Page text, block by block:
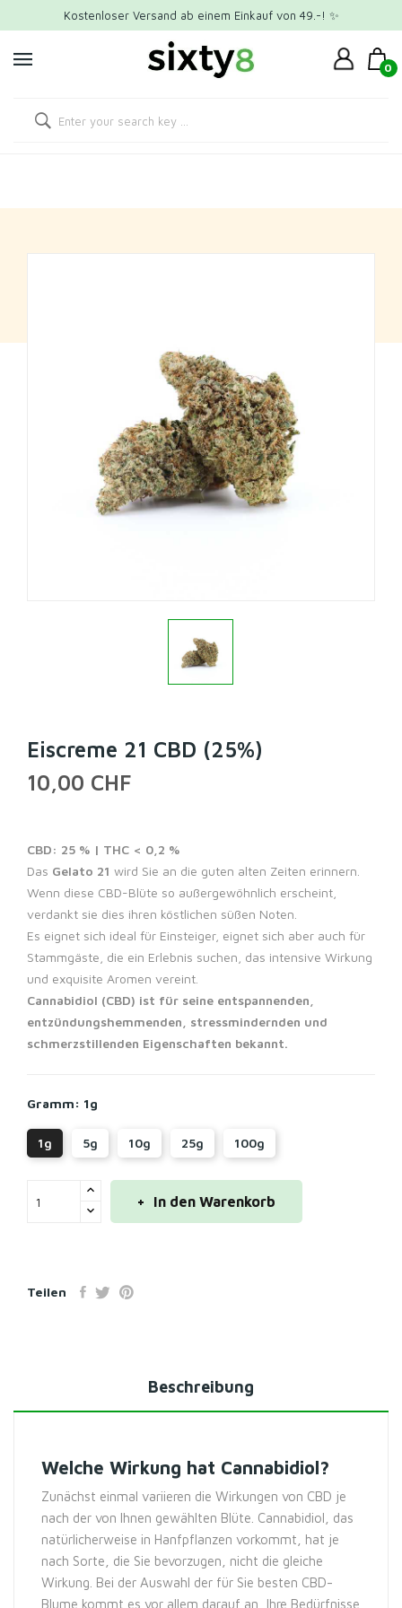
Kostenloser Versand ab einem Einkauf von 49.-! ✨
0
Eiscreme 21 CBD (25%)
10,00 CHF
CBD: 25 % | THC < 0,2 %
Das Gelato 21 wird Sie an die guten alten Zeiten erinnern.
Wenn diese CBD-Blüte so außergewöhnlich erscheint,
verdankt sie dies ihren köstlichen süßen Noten.
Es eignet sich ideal für Einsteiger, eignet sich aber auch für
Stammgäste, die ein Erlebnis suchen, das intensive Wirkung
und exquisite Aromen vereint.
Cannabidiol (CBD) ist für seine entspannenden,
entzündungshemmenden, stressmindernden und
schmerzstillenden Eigenschaften bekannt.
Gramm: 1g
1g 5g 10g 25g 100g
In den Warenkorb
Teilen
Beschreibung
Welche Wirkung hat Cannabidiol?
Zunächst einmal variieren die Wirkungen von CBD je
nach der von Ihnen gewählten Blüte. Cannabidiol, das
natürlicherweise in Hanfpflanzen vorkommt, hat je
nach Sorte, die Sie bevorzugen, nicht die gleiche
Wirkung. Bei der Auswahl der für Sie besten CBD-
Blume kommt es vor allem darauf an, Ihre Bedürfnisse